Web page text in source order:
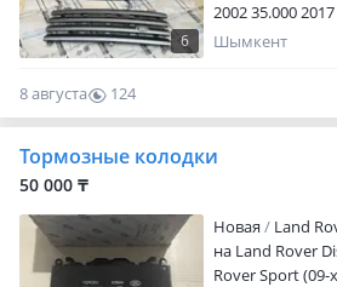
6
2002 35.000
Шымкент
8 августа
124
0
Тормозные колодки
50 000 ₸
Новая Land
на Land Rover
Rover Sport (09-